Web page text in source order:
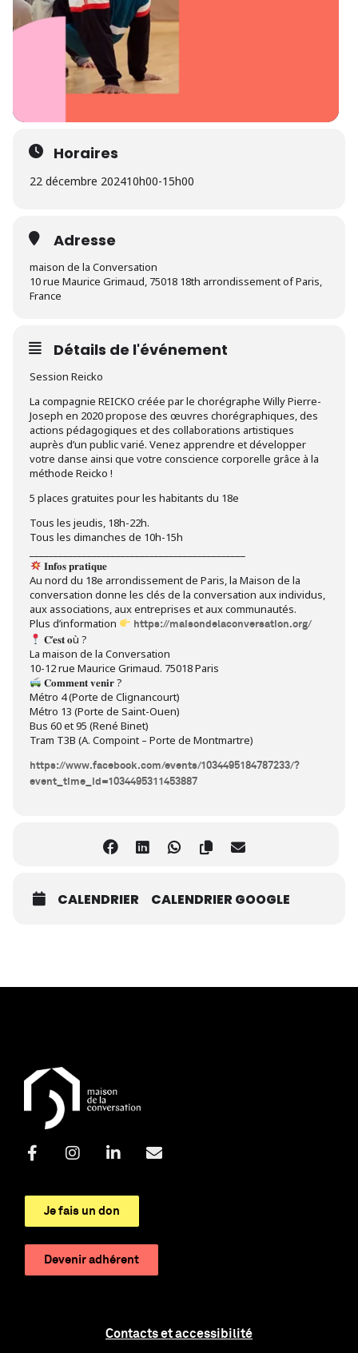
Horaires
22 décembre 202410h00-15h00
Adresse
maison de la Conversation
10 rue Maurice Grimaud, 75018 18th arrondissement of Paris,
France
Détails de l'événement
Session Reicko
La compagnie REICKO créée par le chorégraphe Willy Pierre-
Joseph en 2020 propose des œuvres chorégraphiques, des
actions pédagogiques et des collaborations artistiques
auprès d’un public varié. Venez apprendre et développer
votre danse ainsi que votre conscience corporelle grâce à la
méthode Reicko !
5 places gratuites pour les habitants du 18e
Tous les jeudis, 18h-22h.
Tous les dimanches de 10h-15h
𝐈𝐧𝐟𝐨𝐬 𝐩𝐫𝐚𝐭𝐢𝐪𝐮𝐞
Au nord du 18e arrondissement de Paris, la Maison de la
conversation donne les clés de la conversation aux individus,
aux associations, aux entreprises et aux communautés.
Plus d’information
https://maisondelaconversation.org/
𝐂’𝐞𝐬𝐭 𝐨ù ?
La maison de la Conversation
10-12 rue Maurice Grimaud. 75018 Paris
𝐂𝐨𝐦𝐦𝐞𝐧𝐭 𝐯𝐞𝐧𝐢𝐫 ?
Métro 4 (Porte de Clignancourt)
Métro 13 (Porte de Saint-Ouen)
Bus 60 et 95 (René Binet)
Tram T3B (A. Compoint – Porte de Montmartre)
https://www.facebook.com/events/1034495184787233/?
event_time_id=1034495311453887
CALENDRIER CALENDRIER GOOGLE
Je fais un don
Devenir adhérent
Contacts et accessibilité